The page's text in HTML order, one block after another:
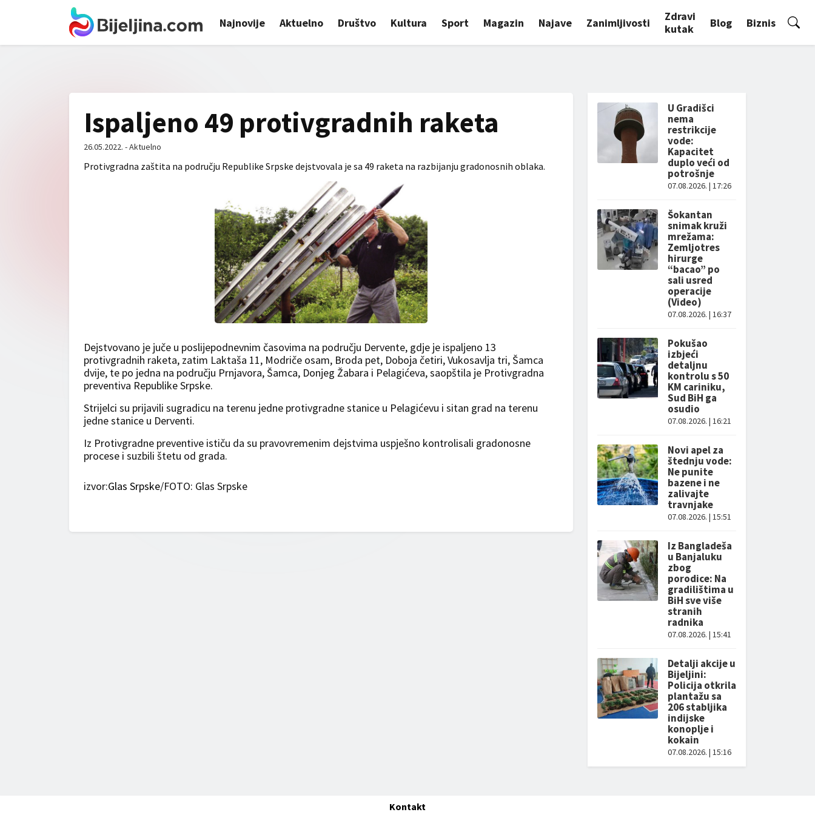
Najnovije Aktuelno Društvo Kultura Sport Magazin Najave Zanimljivosti
Zdravi
kutak
Blog Biznis
Ispaljeno 49 protivgradnih raketa
26.05.2022. - Aktuelno
Protivgradna zaštita na području Republike Srpske dejstvovala je sa 49 raketa na razbijanju gradonosnih oblaka.
Dejstvovano je juče u poslijepodnevnim časovima na području Dervente, gdje je ispaljeno 13
protivgradnih raketa, zatim Laktaša 11, Modriče osam, Broda pet, Doboja četiri, Vukosavlja tri, Šamca
dvije, te po jedna na području Prnjavora, Šamca, Donjeg Žabara i Pelagićeva, saopštila je Protivgradna
preventiva Republike Srpske.
Strijelci su prijavili sugradicu na terenu jedne protivgradne stanice u Pelagićevu i sitan grad na terenu
jedne stanice u Derventi.
Iz Protivgradne preventive ističu da su pravovremenim dejstvima uspješno kontrolisali gradonosne
procese i suzbili štetu od grada.
izvor:Glas Srpske/FOTO: Glas Srpske
U Gradišci
nema
restrikcije
vode:
Kapacitet
duplo veći od
potrošnje
07.08.2026. | 17:26
Šokantan
snimak kruži
mrežama:
Zemljotres
hirurge
“bacao” po
sali usred
operacije
(Video)
07.08.2026. | 16:37
Pokušao
izbjeći
detaljnu
kontrolu s 50
KM cariniku,
Sud BiH ga
osudio
07.08.2026. | 16:21
Novi apel za
štednju vode:
Ne punite
bazene i ne
zalivajte
travnjake
07.08.2026. | 15:51
Iz Bangladeša
u Banjaluku
zbog
porodice: Na
gradilištima u
BiH sve više
stranih
radnika
07.08.2026. | 15:41
Detalji akcije u
Bijeljini:
Policija otkrila
plantažu sa
206 stabljika
indijske
konoplje i
kokain
07.08.2026. | 15:16
Kontakt